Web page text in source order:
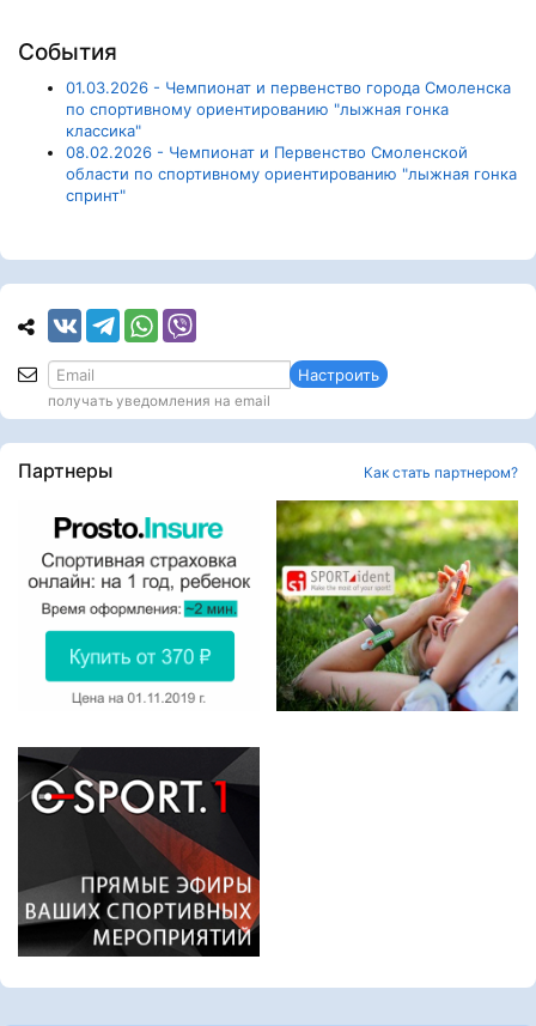
События
01.03.2026 - Чемпионат и первенство города Смоленска
по спортивному ориентированию "лыжная гонка
классика"
08.02.2026 - Чемпионат и Первенство Смоленской
области по спортивному ориентированию "лыжная гонка
спринт"
Настроить
получать уведомления на email
Партнеры Как стать партнером?